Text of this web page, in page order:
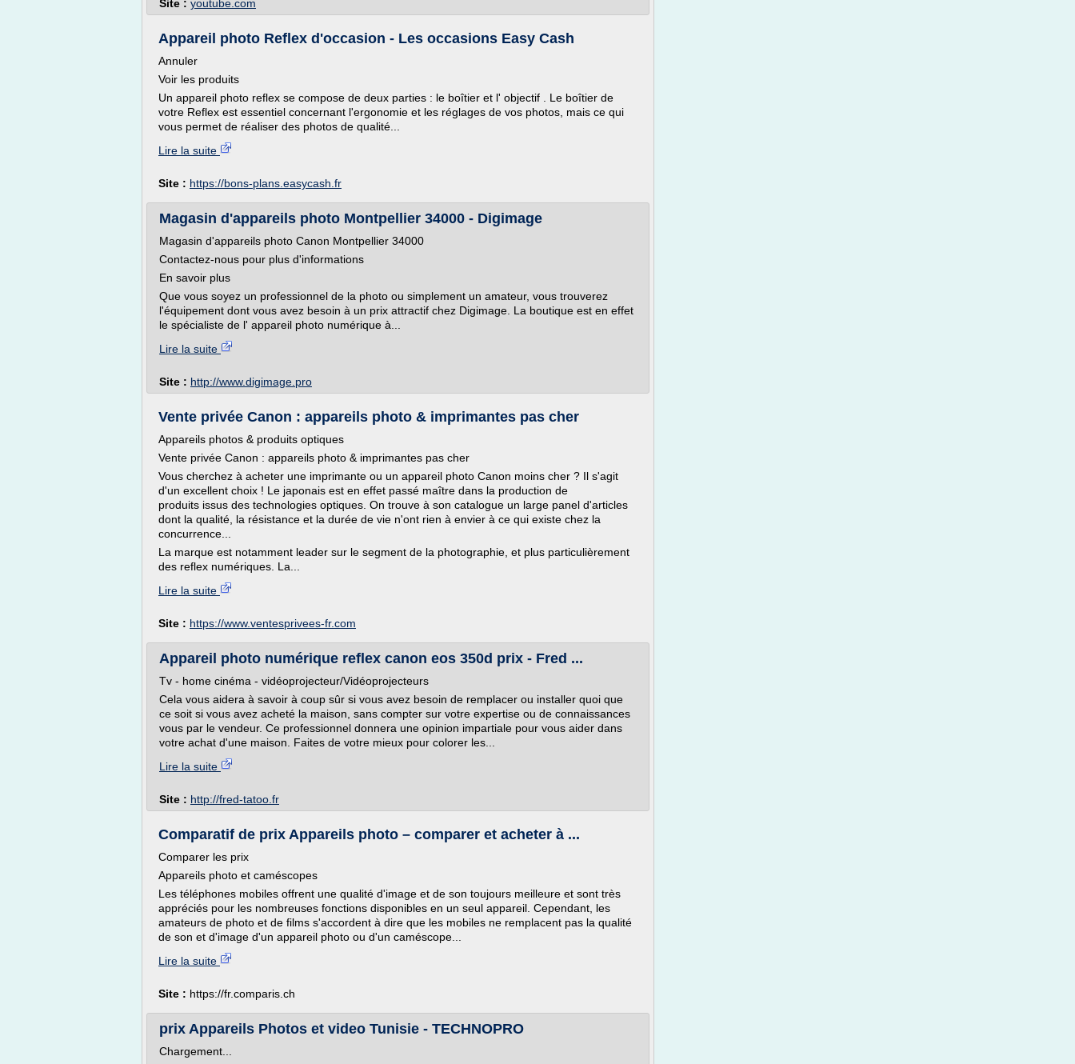
Site : youtube.com
Appareil photo Reflex d'occasion - Les occasions Easy Cash
Annuler
Voir les produits
Un appareil photo reflex se compose de deux parties : le boîtier et l' objectif . Le boîtier de
votre Reflex est essentiel concernant l'ergonomie et les réglages de vos photos, mais ce qui
vous permet de réaliser des photos de qualité...
Lire la suite
Site : https://bons-plans.easycash.fr
Magasin d'appareils photo Montpellier 34000 - Digimage
Magasin d'appareils photo Canon Montpellier 34000
Contactez-nous pour plus d'informations
En savoir plus
Que vous soyez un professionnel de la photo ou simplement un amateur, vous trouverez
l'équipement dont vous avez besoin à un prix attractif chez Digimage. La boutique est en effet
le spécialiste de l' appareil photo numérique à...
Lire la suite
Site : http://www.digimage.pro
Vente privée Canon : appareils photo & imprimantes pas cher
Appareils photos & produits optiques
Vente privée Canon : appareils photo & imprimantes pas cher
Vous cherchez à acheter une imprimante ou un appareil photo Canon moins cher ? Il s'agit
d'un excellent choix ! Le japonais est en effet passé maître dans la production de
produits issus des technologies optiques. On trouve à son catalogue un large panel d'articles
dont la qualité, la résistance et la durée de vie n'ont rien à envier à ce qui existe chez la
concurrence...
La marque est notamment leader sur le segment de la photographie, et plus particulièrement
des reflex numériques. La...
Lire la suite
Site : https://www.ventesprivees-fr.com
Appareil photo numérique reflex canon eos 350d prix - Fred ...
Tv - home cinéma - vidéoprojecteur/Vidéoprojecteurs
Cela vous aidera à savoir à coup sûr si vous avez besoin de remplacer ou installer quoi que
ce soit si vous avez acheté la maison, sans compter sur votre expertise ou de connaissances
vous par le vendeur. Ce professionnel donnera une opinion impartiale pour vous aider dans
votre achat d'une maison. Faites de votre mieux pour colorer les...
Lire la suite
Site : http://fred-tatoo.fr
Comparatif de prix Appareils photo – comparer et acheter à ...
Comparer les prix
Appareils photo et caméscopes
Les téléphones mobiles offrent une qualité d'image et de son toujours meilleure et sont très
appréciés pour les nombreuses fonctions disponibles en un seul appareil. Cependant, les
amateurs de photo et de films s'accordent à dire que les mobiles ne remplacent pas la qualité
de son et d'image d'un appareil photo ou d'un caméscope...
Lire la suite
Site : https://fr.comparis.ch
prix Appareils Photos et video Tunisie - TECHNOPRO
Chargement...